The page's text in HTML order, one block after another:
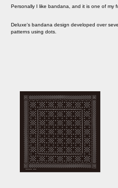
Personally I like bandana, and it is one of my
Deluxe's ​​bandana design developed over
patterns using dots.